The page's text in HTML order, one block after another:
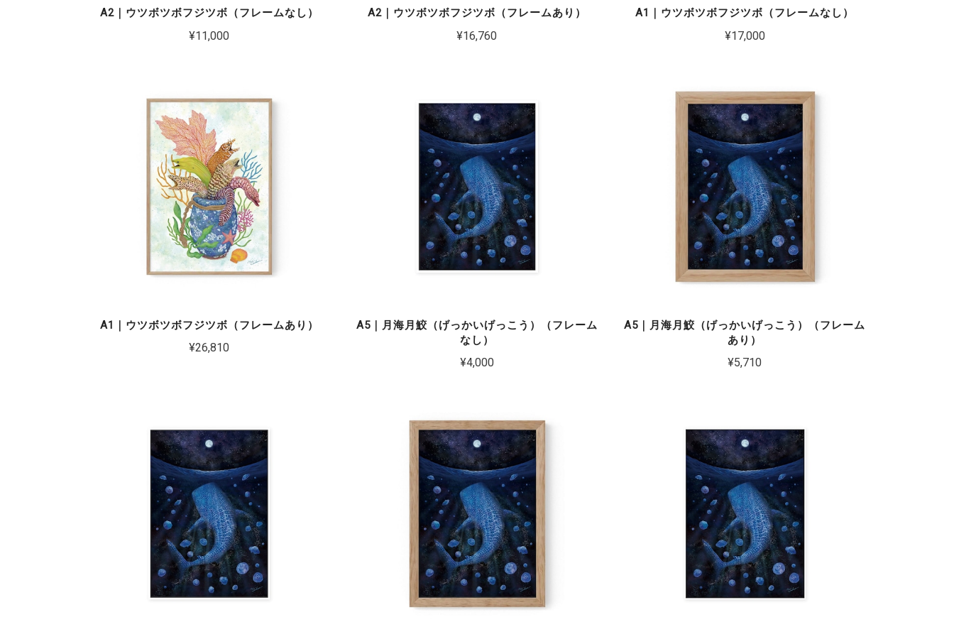
A2｜ウツボツボフジツボ（フレームなし）
¥11,000
A2｜ウツボツボフジツボ（フレームあり）
¥16,760
A1｜ウツボツボフジツボ（フレームなし）
¥17,000
A1｜ウツボツボフジツボ（フレームあり）
¥26,810
A5｜月海月鮫（げっかいげっこう）（フレーム
なし）
¥4,000
A5｜月海月鮫（げっかいげっこう）（フレーム
あり）
¥5,710